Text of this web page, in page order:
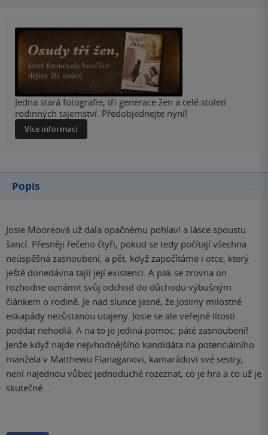
Jedna stará fotografie, tři generace žen a celé století
rodinných tajemství. Předobjednejte nyní!
Více informací
Popis
Josie Mooreová už dala opačnému pohlaví a lásce spoustu
šancí. Přesněji řečeno čtyři, pokud se tedy počítají všechna
neúspěšná zasnoubení, a pět, když započítáme i otce, který
ještě donedávna tajil její existenci. A pak se zrovna on
rozhodne oznámit svůj odchod do důchodu výbušným
článkem o rodině. Je nad slunce jasné, že Josiiny milostné
eskapády nezůstanou utajeny. Josie se ale veřejné lítosti
poddat nehodlá. A na to je jediná pomoc: páté zasnoubení!
Jenže když najde nejvhodnějšího kandidáta na potenciálního
manžela v Matthewu Flanaganovi, kamarádovi své sestry,
není najednou vůbec jednoduché rozeznat, co je hra a co už je
skutečné...